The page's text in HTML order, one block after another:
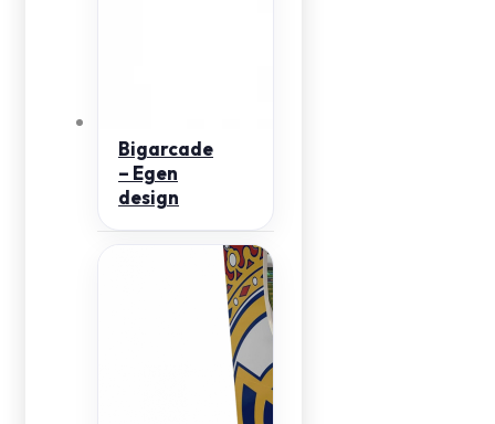
Bigarcade
– Egen
design